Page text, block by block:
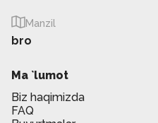
Manzil
bro
Ma `lumot
Biz haqimizda
FAQ